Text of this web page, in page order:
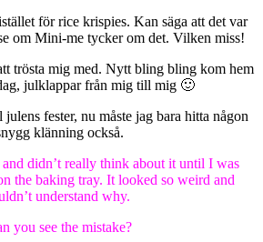
för rice krispies. Kan säga att det var
om Mini-me tycker om det. Vilken miss!
trösta mig med. Nytt bling bling kom hem
julklappar från mig till mig 🙂
fester, nu måste jag bara hitta någon
klänning också.
didn’t really think about it until I was
the baking tray. It looked so weird and
understand why.
you see the mistake?